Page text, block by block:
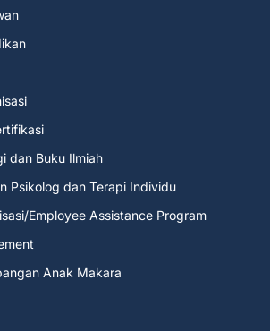
dan Buku Ilmiah
Psikolog dan Terapi Individu
Employee Assistance Program
Anak Makara